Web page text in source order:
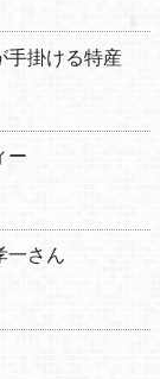
掛ける特産
ー
一さん